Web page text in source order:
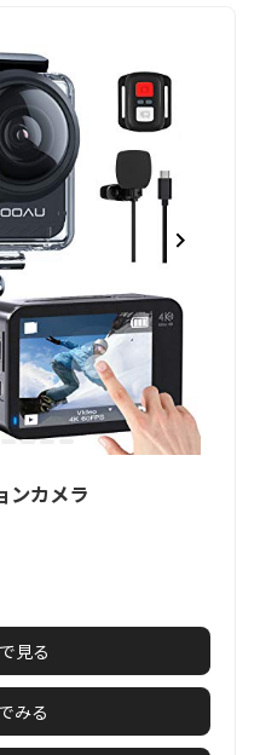
ンカメラ
見る
みる